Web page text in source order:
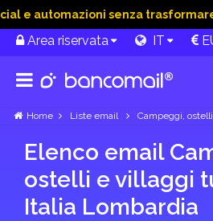
automazioni senza trasformare
Area riservata IT
Home Liste email Campeggi,
Elenco email
ostelli e villaggi
Italia Lombardia